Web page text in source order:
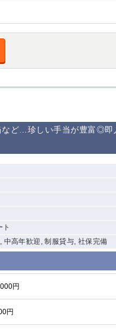
ど…珍しい手当が豊富◎即
中高年歓迎, 制服貸与, 社保完備
円
円